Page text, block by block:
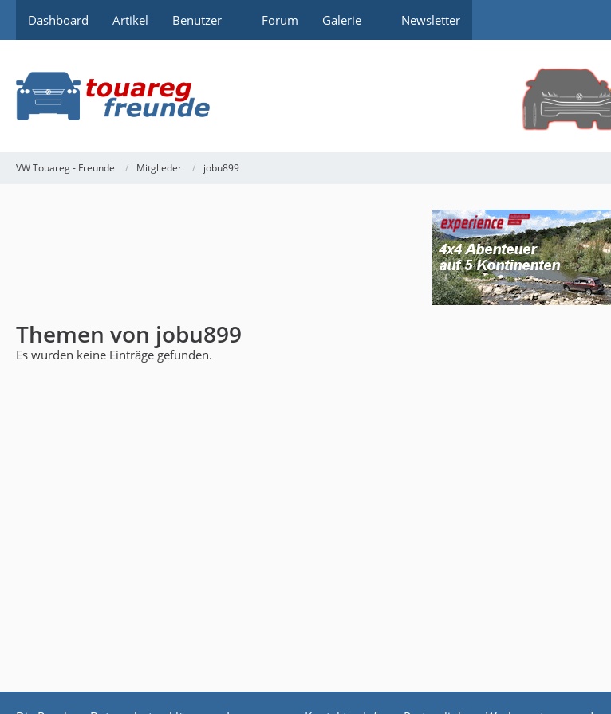
Dashboard Artikel Benutzer Forum Galerie Newsletter
VW Touareg - Freunde Mitglieder jobu899
Themen von jobu899
Es wurden keine Einträge gefunden.